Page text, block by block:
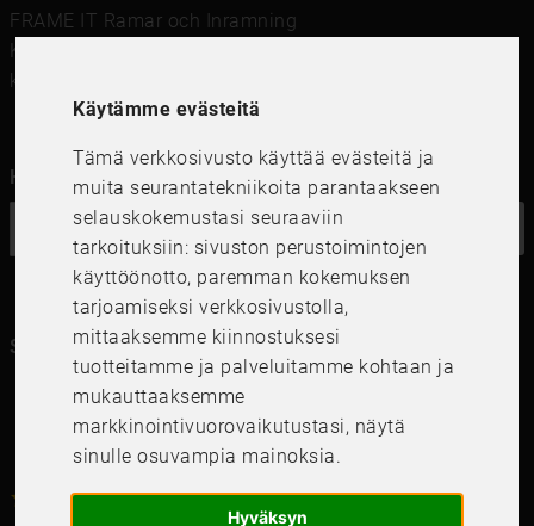
Käytämme evästeitä
Tämä verkkosivusto käyttää evästeitä ja
muita seurantatekniikoita parantaakseen
selauskokemustasi seuraaviin
tarkoituksiin: sivuston perustoimintojen
käyttöönotto, paremman kokemuksen
tarjoamiseksi verkkosivustolla,
mittaaksemme kiinnostuksesi
tuotteitamme ja palveluitamme kohtaan ja
mukauttaaksemme
markkinointivuorovaikutustasi, näytä
sinulle osuvampia mainoksia.
Hyväksyn
FRAME IT Ramar och Inramning
Kungsgatan 41,111 56 Stockholm
kundservice@frameit.se
Haluatko uutiskirjeemme?
Seuraa meitä kanavillasi
4.64.6 / 5 1000+Recensioner